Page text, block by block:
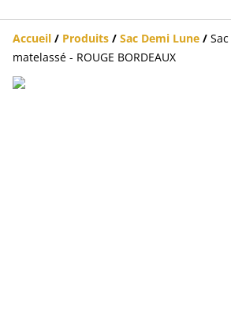
Accueil / Produits / Sac Demi Lune /
matelassé - ROUGE BORDEAUX